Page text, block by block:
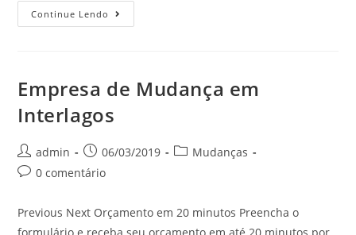
Continue Lendo
Empresa de Mudança em
Interlagos
admin 06/03/2019
Mudanças
0 comentário
Previous Next Orçamento em 20 minutos Preencha o